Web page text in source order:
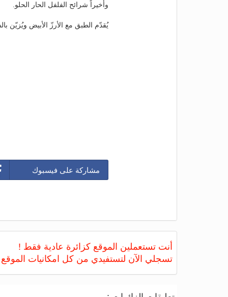
وأخيراً شرائح الفلفل الحار الحلو.
يُقدّم الطبق مع الأرزّ الأبيض ويُزيّن
مشاركة على فيسبوك
أنت تستعملين الموقع كزائرة عادية فقط !
تسجلي الآن لتستفيدي من كل امكانيات الموقع